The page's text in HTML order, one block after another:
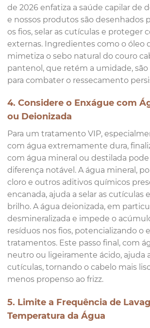
de 2026 enfatiza a saúde capilar de
e nossos produtos são desenhados
os fios, selar as cutículas e proteger
externas. Ingredientes como o óleo
mimetiza o sebo natural do couro
pantenol, que retém a umidade,
para combater o ressecamento
4. Considere o Enxágue com
ou Deionizada
Para um tratamento VIP,
com água extremamente dura,
com água mineral ou destilada
diferença notável. A água mineral,
cloro e outros aditivos químicos
encanada, ajuda a selar as cutículas
brilho. A água deionizada, em
desmineralizada e impede o
resíduos nos fios, potencializando o
tratamentos. Este passo final, com
neutro ou ligeiramente ácido, ajuda
cutículas, tornando o cabelo mais
menos propenso ao frizz.
5. Limite a Frequência de
Temperatura da Água